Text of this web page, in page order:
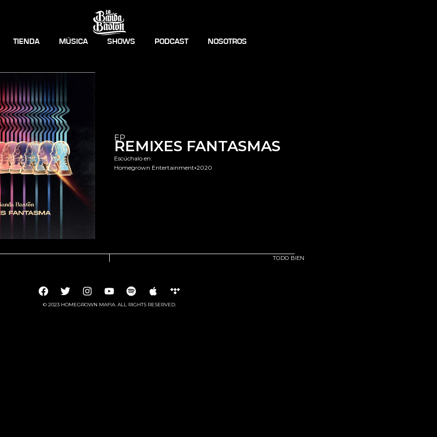
TIENDA MÚSICA SHOWS PODCAST NOSOTROS
EP
REMIXES FANTASMAS
Escúchalo en:
Homegrown Entertainment•2020
TODO BIEN
© 2023 HOMEGROWN MAFIA. ALL RIGHTS RESERVED.